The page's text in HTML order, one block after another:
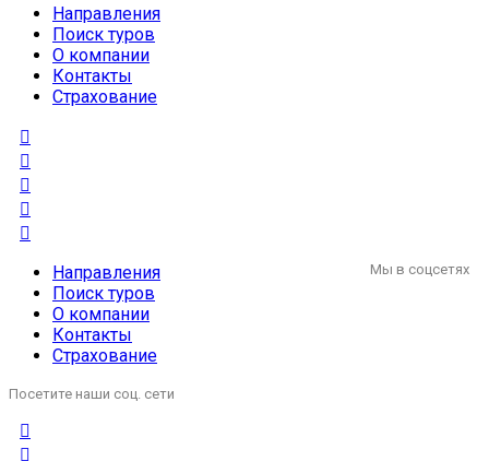
Направления
Поиск туров
О компании
Контакты
Страхование
Мы в соцсетях
Направления
Поиск туров
О компании
Контакты
Страхование
Посетите наши соц. сети